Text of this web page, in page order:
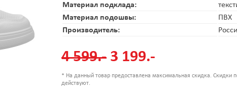
Материал подклада:
Материал подошвы:
ПВХ
Производитель:
4 599.- 3 199.-
* На данный товар предоставлена максимальная скидка. Скидки
действуют.